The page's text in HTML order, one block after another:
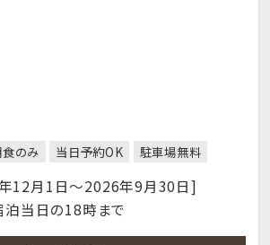
のみ 当日予約OK 駐車場無料
12月1日～2026年9月30日]
泊当日の18時まで